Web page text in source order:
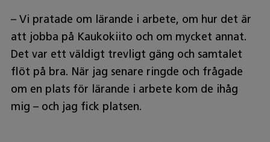
– Vi pratade om lärande i arbete, om hur det är
att jobba på Kaukokiito och om mycket annat.
Det var ett väldigt trevligt gäng och samtalet
flöt på bra. När jag senare ringde och frågade
om en plats för lärande i arbete kom de ihåg
mig – och jag fick platsen.